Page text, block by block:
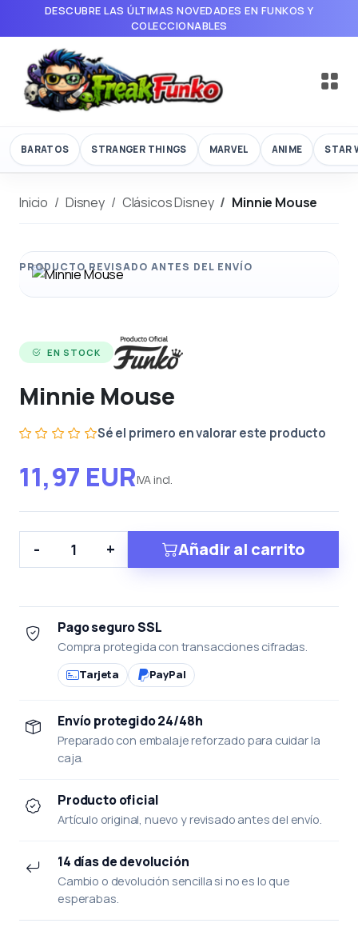
DESCUBRE LAS ÚLTIMAS NOVEDADES EN FUNKOS Y
COLECCIONABLES
BARATOS STRANGER THINGS MARVEL ANIME STAR
Inicio Disney Clásicos Disney Minnie Mouse
EN STOCK
Minnie Mouse
Sé el primero en valorar este producto
11,97 EURIVA incl.
- + Añadir al carrito
Pago seguro SSL
Compra protegida con transacciones cifradas.
Tarjeta PayPal
Envío protegido 24/48h
Preparado con embalaje reforzado para cuidar la
caja.
Producto oficial
Artículo original, nuevo y revisado antes del envío.
14 días de devolución
Cambio o devolución sencilla si no es lo que
esperabas.